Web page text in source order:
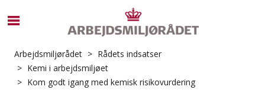
e
f
Arbejdsmiljørådet
Rådets indsatser
Kemi i arbejdsmiljøet
Kom godt igang med kemisk risikovurdering